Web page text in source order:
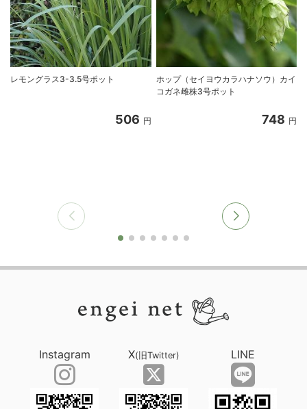
レモングラス3-3.5号ポット
506 円
ホップ（セイヨウカラハナソウ）カイ
コガネ雌株3号ポット
748 円
Instagram X(旧Twitter) LINE